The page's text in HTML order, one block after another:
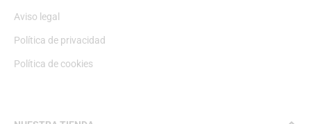
Aviso legal
Política de privacidad
Política de cookies